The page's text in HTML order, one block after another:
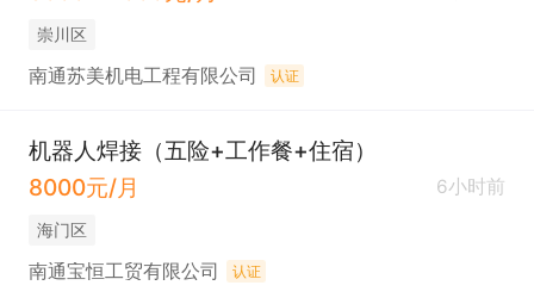
崇川区
南通苏美机电工程有限公司 认证
机器人焊接（五险+工作餐+住宿）
8000元/月
6小时前
海门区
南通宝恒工贸有限公司 认证